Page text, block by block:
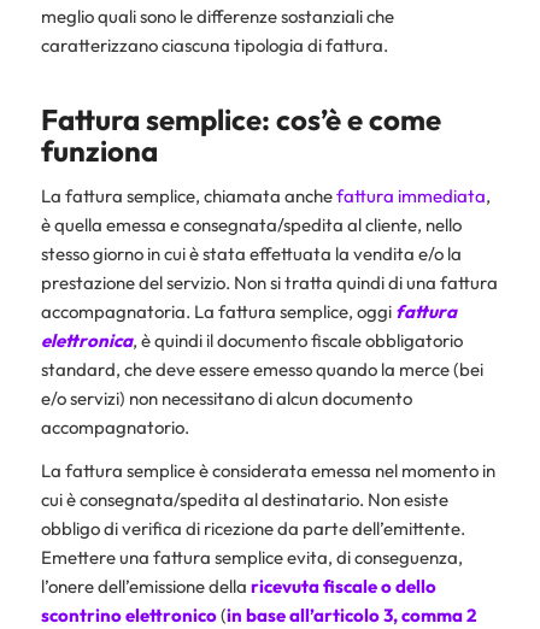
meglio quali sono le differenze sostanziali che
caratterizzano ciascuna tipologia di fattura.
Fattura semplice: cos’è e come
funziona
La fattura semplice, chiamata anchefattura immediata,
è quella emessa e consegnata/spedita al cliente, nello
stesso giorno in cui è stata effettuata la vendita e/o la
prestazione del servizio. Non si tratta quindi di una fattura
accompagnatoria. La fattura semplice, oggi fattura
elettronica, è quindi il documento fiscale obbligatorio
standard, che deve essere emesso quando la merce (bei
e/o servizi) non necessitano di alcun documento
accompagnatorio.
La fattura semplice è considerata emessa nel momento in
cui è consegnata/spedita al destinatario. Non esiste
obbligo di verifica di ricezione da parte dell’emittente.
Emettere una fattura semplice evita, di conseguenza,
l’onere dell’emissione della ricevuta fiscaleo dello
scontrino elettronico(in base all’articolo 3, comma 2